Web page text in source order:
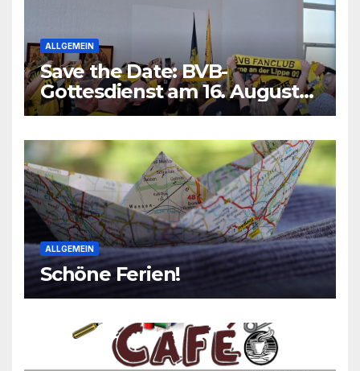
ALLGEMEIN
Save the Date: BVB-
Gottesdienst am 16. August
2026
ALLGEMEIN
Schöne Ferien!